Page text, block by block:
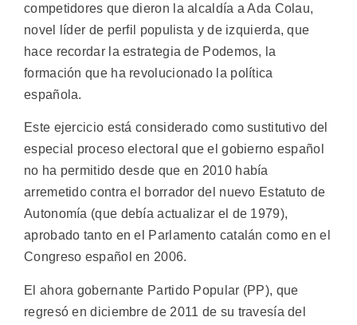
competidores que dieron la alcaldía a Ada Colau,
novel líder de perfil populista y de izquierda, que
hace recordar la estrategia de Podemos, la
formación que ha revolucionado la política
española.
Este ejercicio está considerado como sustitutivo del
especial proceso electoral que el gobierno español
no ha permitido desde que en 2010 había
arremetido contra el borrador del nuevo Estatuto de
Autonomía (que debía actualizar el de 1979),
aprobado tanto en el Parlamento catalán como en el
Congreso español en 2006.
El ahora gobernante Partido Popular (PP), que
regresó en diciembre de 2011 de su travesía del